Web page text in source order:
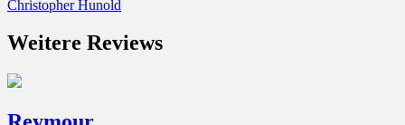
Christopher Hunold
Weitere Reviews